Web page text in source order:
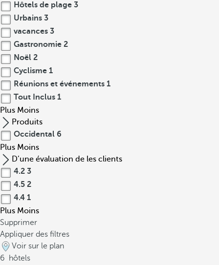
Hôtels de plage 3
Urbains 3
vacances 3
Gastronomie 2
Noël 2
Cyclisme 1
Réunions et événements 1
Tout Inclus 1
Plus Moins
Produits
Occidental 6
Plus Moins
D’une évaluation de les clients
4.2 3
4.5 2
4.4 1
Plus Moins
Supprimer
Appliquer des filtres
Voir sur le plan
6
hôtels